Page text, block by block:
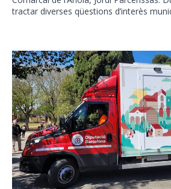
tractar diverses qüestions d’interès